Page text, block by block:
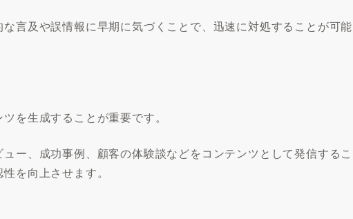
言及や誤情報に早期に気づくことで、迅速に対処することが可能
を生成することが重要です。
ー、成功事例、顧客の体験談などをコンテンツとして発信するこ
を向上させます。